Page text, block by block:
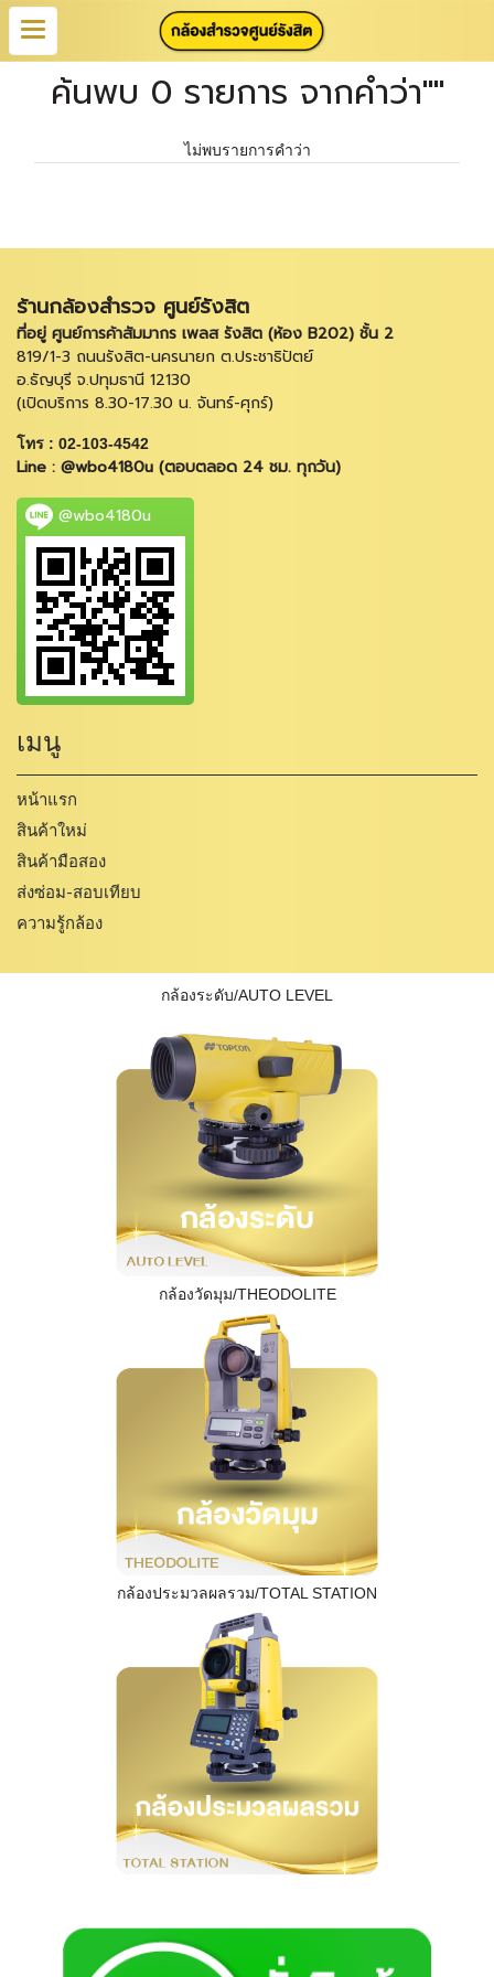
ค้นพบ 0 รายการ จากคำว่า""
ไม่พบรายการคำว่า
ร้านกล้องสำรวจ ศูนย์รังสิต
ที่อยู่ ศูนย์การค้าสัมมากร เพลส รังสิต (ห้อง B202) ชั้น 2
819/1-3 ถนนรังสิต-นครนายก ต.ประชาธิปัตย์
อ.ธัญบุรี จ.ปทุมธานี 12130
(เปิดบริการ 8.30-17.30 น. จันทร์-ศุกร์)
โทร : 02-103-4542
Line : @wbo4180u (ตอบตลอด 24 ชม. ทุกวัน)
@wbo4180u
เมนู
หน้าแรก
สินค้าใหม่
สินค้ามือสอง
ส่งซ่อม-สอบเทียบ
ความรู้กล้อง
กล้องระดับ/AUTO LEVEL
กล้องวัดมุม/THEODOLITE
กล้องประมวลผลรวม/TOTAL STATION